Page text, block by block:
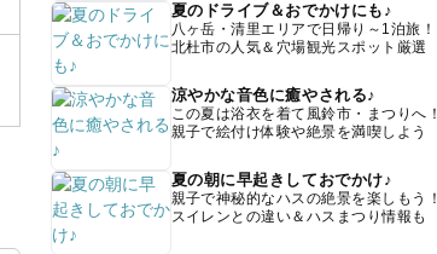
夏のドライブ＆おでかけにも♪
八ヶ岳・清里エリアで日帰り～1泊旅！
北杜市の人気＆穴場観光スポット厳選
涼やかな音色に癒やされる♪
この夏は浴衣を着て風鈴市・まつりへ！
親子で絵付け体験や絶景を満喫しよう
夏の朝に早起きしておでかけ♪
親子で神秘的なハスの絶景を楽しもう！
スイレンとの違い＆ハスまつり情報も